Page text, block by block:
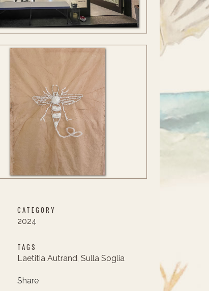
CATEGORY
2024
TAGS
Laetitia Autrand, Sulla Soglia
Share